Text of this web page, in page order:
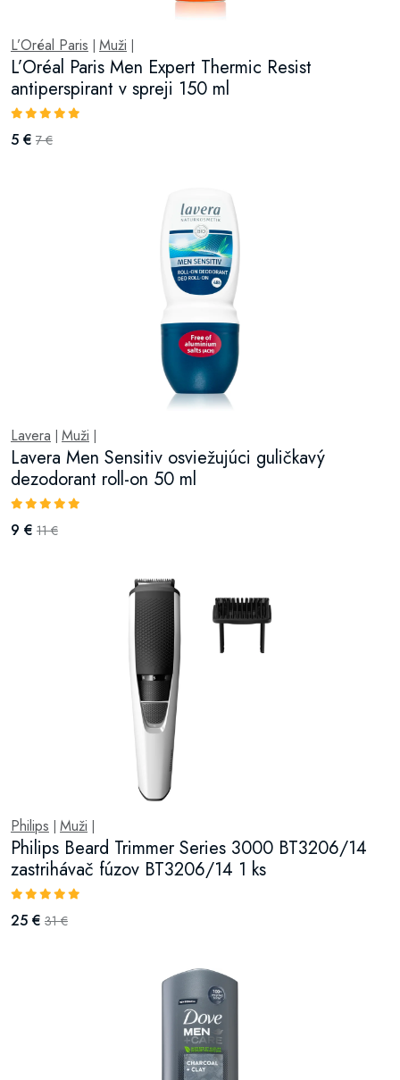
L’Oréal Paris Muži
L’Oréal Paris Men Expert Thermic Resist
antiperspirant v spreji 150 ml
5 € 7 €
Lavera Muži
Lavera Men Sensitiv osviežujúci guličkavý
dezodorant roll-on 50 ml
9 € 11 €
Philips Muži
Philips Beard Trimmer Series 3000 BT3206/14
zastrihávač fúzov BT3206/14 1 ks
25 € 31 €